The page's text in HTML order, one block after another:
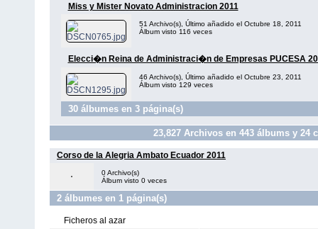
Miss y Mister Novato Administracion 2011
51 Archivo(s), Último añadido el Octubre 18, 2011
Álbum visto 116 veces
Elecci�n Reina de Administraci�n de Empresas PUCESA
46 Archivo(s), Último añadido el Octubre 23, 2011
Álbum visto 129 veces
30 álbumes en 3 página(s)
23,827Archivos en 443álbums y 24
Corso de la Alegria Ambato Ecuador 2011
0 Archivo(s)
Álbum visto 0 veces
2 álbumes en 1 página(s)
Ficheros al azar